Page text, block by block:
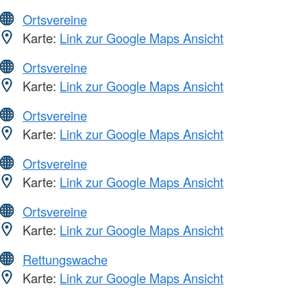
Ortsvereine
Karte: Link zur Google Maps Ansicht
Ortsvereine
Karte: Link zur Google Maps Ansicht
Ortsvereine
Karte: Link zur Google Maps Ansicht
Ortsvereine
Karte: Link zur Google Maps Ansicht
Ortsvereine
Karte: Link zur Google Maps Ansicht
Rettungswache
Karte: Link zur Google Maps Ansicht